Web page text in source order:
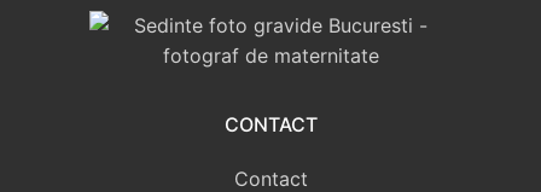
CONTACT
Contact